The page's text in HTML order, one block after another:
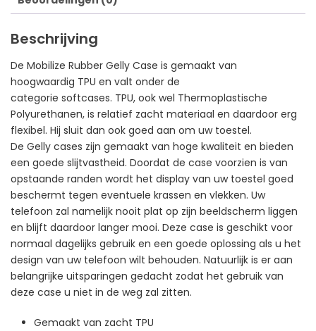
Beschrijving
De Mobilize Rubber Gelly Case is gemaakt van
hoogwaardig TPU en valt onder de
categorie softcases. TPU, ook wel Thermoplastische
Polyurethanen, is relatief zacht materiaal en daardoor erg
flexibel. Hij sluit dan ook goed aan om uw toestel.
De Gelly cases zijn gemaakt van hoge kwaliteit en bieden
een goede slijtvastheid. Doordat de case voorzien is van
opstaande randen wordt het display van uw toestel goed
beschermt tegen eventuele krassen en vlekken. Uw
telefoon zal namelijk nooit plat op zijn beeldscherm liggen
en blijft daardoor langer mooi. Deze case is geschikt voor
normaal dagelijks gebruik en een goede oplossing als u het
design van uw telefoon wilt behouden. Natuurlijk is er aan
belangrijke uitsparingen gedacht zodat het gebruik van
deze case u niet in de weg zal zitten.
Gemaakt van zacht TPU